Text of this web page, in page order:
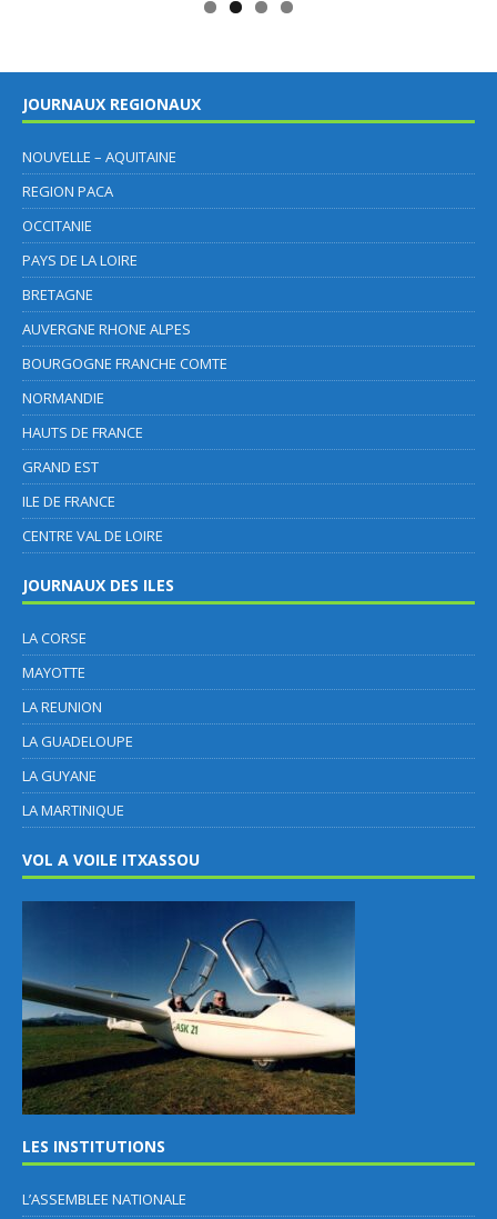
JOURNAUX REGIONAUX
NOUVELLE – AQUITAINE
REGION PACA
OCCITANIE
PAYS DE LA LOIRE
BRETAGNE
AUVERGNE RHONE ALPES
BOURGOGNE FRANCHE COMTE
NORMANDIE
HAUTS DE FRANCE
GRAND EST
ILE DE FRANCE
CENTRE VAL DE LOIRE
JOURNAUX DES ILES
LA CORSE
MAYOTTE
LA REUNION
LA GUADELOUPE
LA GUYANE
LA MARTINIQUE
VOL A VOILE ITXASSOU
LES INSTITUTIONS
L’ASSEMBLEE NATIONALE